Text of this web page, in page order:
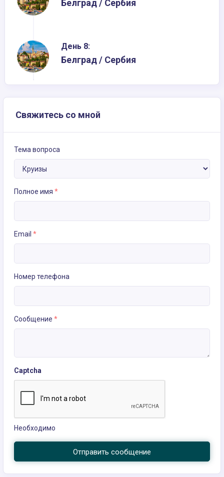
Белград / Сербия
День 8:
Белград / Сербия
Свяжитесь со мной
Тема вопроса
Полное имя *
Email *
Номер телефона
Сообщение *
Captcha
Необходимо
Отправить сообщение